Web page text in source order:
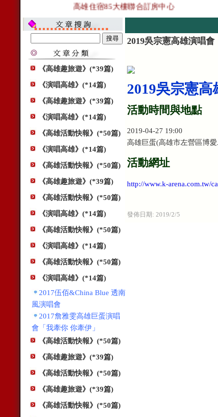
高雄住宿85大樓聯合訂房中心
《高雄趣旅遊》(*39篇)
《演唱高雄》(*14篇)
《高雄趣旅遊》(*39篇)
《演唱高雄》(*14篇)
《高雄活動快報》(*50篇)
《演唱高雄》(*14篇)
《高雄活動快報》(*50篇)
《高雄趣旅遊》(*39篇)
《高雄活動快報》(*50篇)
《演唱高雄》(*14篇)
《高雄活動快報》(*50篇)
《演唱高雄》(*14篇)
《高雄活動快報》(*50篇)
《演唱高雄》(*14篇)
2017伍佰&China Blue 透南
風演唱會
2017詹雅雯高雄巨蛋演唱
會「我牽你 你牽伊」
《高雄活動快報》(*50篇)
《高雄趣旅遊》(*39篇)
《高雄活動快報》(*50篇)
《高雄趣旅遊》(*39篇)
《高雄活動快報》(*50篇)
2019吳宗憲高雄演唱會
2019吳宗憲高
活動時間與地點
2019-04-27 19:00
高雄巨蛋(高雄市左營區博
活動網址
http://www.k-arena.com.tw/
發佈日期: 2019/2/5